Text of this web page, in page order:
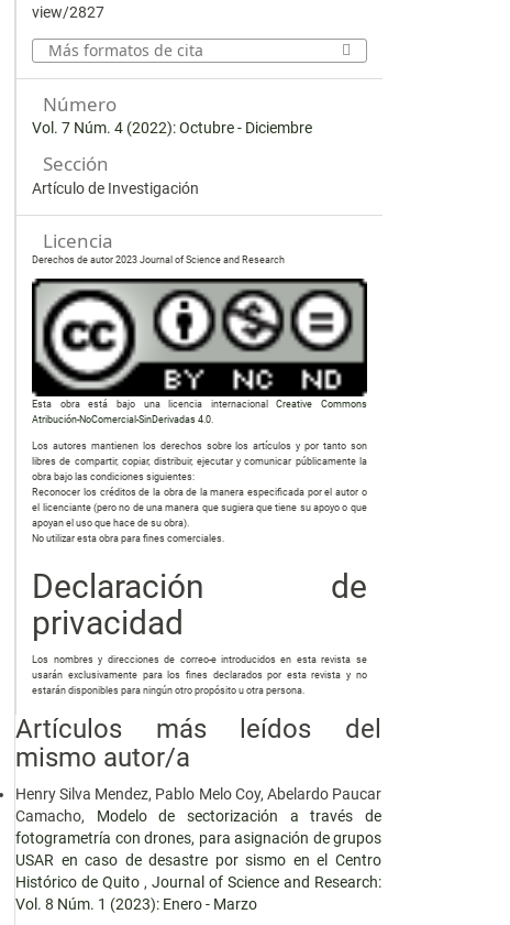
view/2827
Más formatos de cita
Número
Vol. 7 Núm. 4 (2022): Octubre - Diciembre
Sección
Artículo de Investigación
Licencia
Derechos de autor 2023 Journal of Science and Research
Esta obra está bajo una licencia internacionalCreative Commons
Atribución-NoComercial-SinDerivadas 4.0.
Los autores mantienen los derechos sobre los artículos y por tanto son
libres de compartir, copiar, distribuir, ejecutar y comunicar públicamente la
obra bajo las condiciones siguientes:
Reconocer los créditos de la obra de la manera especificada por el autor o
el licenciante (pero no de una manera que sugiera que tiene su apoyo o que
apoyan el uso que hace de su obra).
No utilizar esta obra para fines comerciales.
Declaración de
privacidad
Los nombres y direcciones de correo-e introducidos en esta revista se
usarán exclusivamente para los fines declarados por esta revista y no
estarán disponibles para ningún otro propósito u otra persona.
Artículos más leídos del
mismo autor/a
Henry Silva Mendez, Pablo Melo Coy, Abelardo Paucar
Camacho, Modelo de sectorización a través de
fotogrametría con drones, para asignación de grupos
USAR en caso de desastre por sismo en el Centro
Histórico de Quito , Journal of Science and Research:
Vol. 8 Núm. 1 (2023): Enero - Marzo